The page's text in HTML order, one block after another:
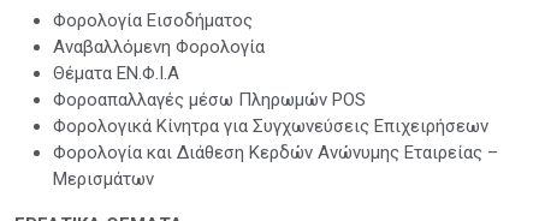
Φορολογία Εισοδήματος
Αναβαλλόμενη Φορολογία
Θέματα ΕΝ.Φ.Ι.Α
Φοροαπαλλαγές μέσω Πληρωμών POS
Φορολογικά Κίνητρα για Συγχωνεύσεις Επιχειρήσεων
Φορολογία και Διάθεση Κερδών Ανώνυμης Εταιρείας –
Μερισμάτων